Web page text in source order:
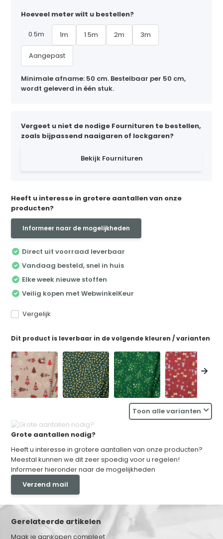
Hoeveel meter wilt u bestellen?
0.5m 1m 1.5m 2m 3m
Aangepast
Minimale afname: 50 cm. Bestelbaar per 50 cm,
wordt geleverd in één stuk.
Vergeet u niet de nodige Fournituren te bestellen,
zoals bijpassend naaigaren of lockgaren?
Bekijk Fournituren
Heeft u interesse in grotere aantallen van onze
producten?
Informeer naar de mogelijkheden
Direct uit voorraad leverbaar
Vandaag besteld, snel in huis
Elke week nieuwe stoffen
Veilig kopen met WebwinkelKeur
Vergelijk
Dit product is leverbaar in de volgende kleuren / varianten
Toon alle varianten
Grote aantallen nodig?
Heeft u interesse in grotere aantallen van onze producten?
Meestal kunnen we dit zeer spoedig voor u regelen!
Informeer hieronder naar de mogelijkheden
Verzend mail
Gerelateerde artikelen
Maak je aankopen compleet